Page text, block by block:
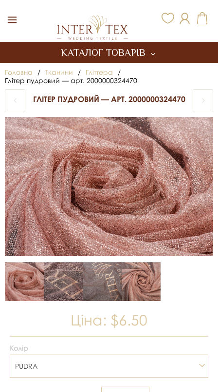
КАТАЛОГ ТОВАРІВ
Головна / Тканини / Гліттера
/
Глітер пудровий — арт. 2000000324470
ГЛІТЕР ПУДРОВИЙ — АРТ. 2000000324470
Ціна: $6.50
Колір
PUDRA